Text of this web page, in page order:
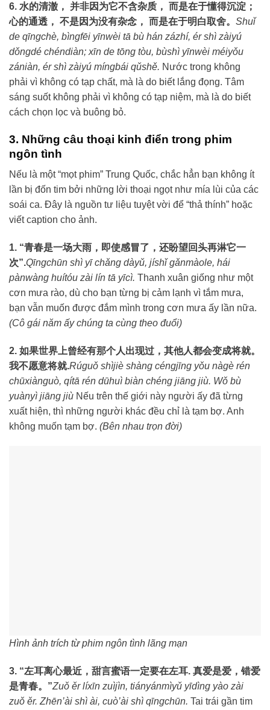
6. 水的清澈， 并非因为它不含杂质， 而是在于懂得沉淀；
心的通透， 不是因为没有杂念， 而是在于明白取舍。 Shuǐ
de qīngchè, bìngfēi yīnwèi tā bù hán zázhí, ér shì zàiyú
dǒngdé chéndiàn; xīn de tōng tòu, bùshì yīnwèi méiyǒu
zániàn, ér shì zàiyú míngbái qǔshě. Nước trong không
phải vì không có tạp chất, mà là do biết lắng đọng. Tâm
sáng suốt không phải vì không có tạp niệm, mà là do biết
cách chọn lọc và buông bỏ.
3. Những câu thoại kinh điển trong phim
ngôn tình
Nếu là một “mọt phim” Trung Quốc, chắc hẳn bạn không ít
lần bị đốn tim bởi những lời thoại ngọt như mía lùi của các
soái ca. Đây là nguồn tư liệu tuyệt vời để “thả thính” hoặc
viết caption cho ảnh.
1. “青春是一场大雨，即使感冒了，还盼望回头再淋它一
次”.Qīngchūn shì yī chǎng dàyǔ, jíshǐ gǎnmàole, hái
pànwàng huítóu zài lín tā yīcì. Thanh xuân giống như một
cơn mưa rào, dù cho bạn từng bị cảm lạnh vì tắm mưa,
bạn vẫn muốn được đắm mình trong cơn mưa ấy lần nữa.
(Cô gái năm ấy chúng ta cùng theo đuổi)
2. 如果世界上曾经有那个人出现过，其他人都会变成将就。
我不愿意将就.Rúguǒ shìjiè shàng céngjīng yǒu nàgè rén
chūxiànguò, qítā rén dūhuì biàn chéng jiāng jiù. Wǒ bù
yuànyì jiāng jiù Nếu trên thế giới này người ấy đã từng
xuất hiện, thì những người khác đều chỉ là tạm bợ. Anh
không muốn tạm bợ. (Bên nhau trọn đời)
Hình ảnh trích từ phim ngôn tình lãng mạn
3. “左耳离心最近，甜言蜜语一定要在左耳. 真爱是爱，错爱
是青春。”Zuǒ ěr líxīn zuìjìn, tiányánmìyǔ yīdìng yào zài
zuǒ ěr. Zhēn’ài shì ài, cuò’ài shì qīngchūn. Tai trái gần tim